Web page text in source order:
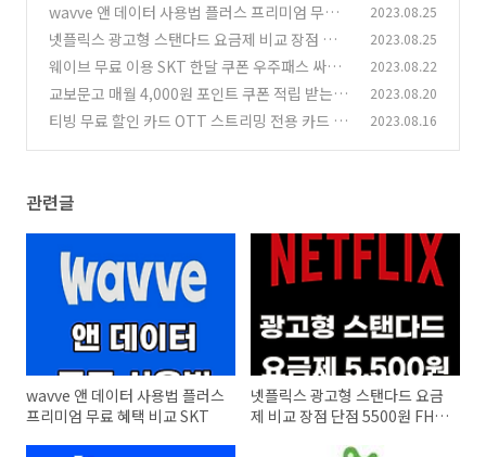
wavve 앤 데이터 사용법 플러스 프리미엄 무료
혜택 비교 SKT
(0)
2023.08.25
넷플릭스 광고형 스탠다드 요금제 비교 장점 단점
5500원 FHD 동시 2명 접속 가장 저렴하게 시청
하기
(0)
2023.08.25
웨이브 무료 이용 SKT 한달 쿠폰 우주패스 싸게
보는 법 (0)
2023.08.22
교보문고 매월 4,000원 포인트 쿠폰 적립 받는 방
법 라이프 플래닛 20만보
(1)
2023.08.20
티빙 무료 할인 카드 OTT 스트리밍 전용 카드 넷
2023.08.16
관련글
wavve 앤 데이터 사용법 플러스
프리미엄 무료 혜택 비교 SKT
넷플릭스 광고형 스탠다드 요금
제 비교 장점 단점 5500원 FHD